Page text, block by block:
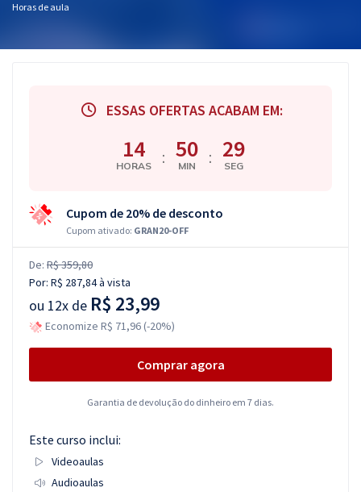
Aprovados
Horas de aula
ESSAS OFERTAS ACABAM EM:
14
HORAS : 50
MIN : 28
SEG
Cupom de 20% de desconto
Cupom ativado: GRAN20-OFF
De: R$ 359,80
Por: R$ 287,84à vista
ou 12x de R$ 23,99
Economize R$ 71,96 (-20%)
Comprar agora
Garantia de devolução do dinheiro em 7 dias.
Este curso inclui:
Videoaulas
Audioaulas